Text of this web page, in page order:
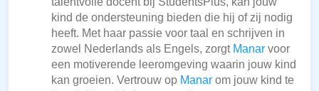
kind de ondersteuning bieden die hij of zij nodig
heeft. Met haar passie voor taal en schrijven in
zowel Nederlands als Engels, zorgt Manar voor
een motiverende leeromgeving waarin jouw kind
kan groeien. Vertrouw op Manar om jouw kind te